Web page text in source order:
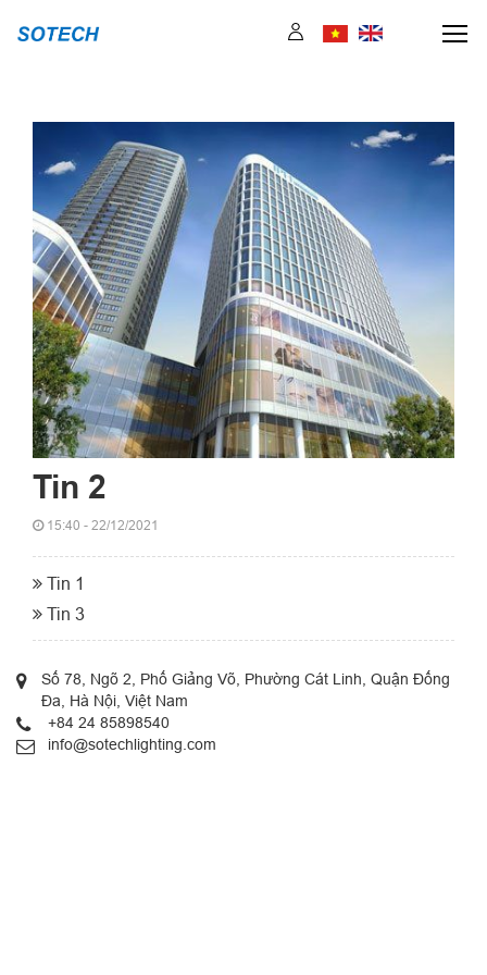
Tin 2
15:40 - 22/12/2021
Tin 1
Tin 3
Số 78, Ngõ 2, Phố Giảng Võ, Phường Cát Linh, Quận Đống
Đa, Hà Nội, Việt Nam
+84 24 85898540
info@sotechlighting.com